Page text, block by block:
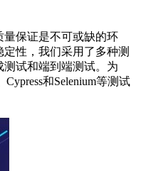
保证是不可或缺的环
性，我们采用了多种测
试和端到端测试。为
和Selenium等测试